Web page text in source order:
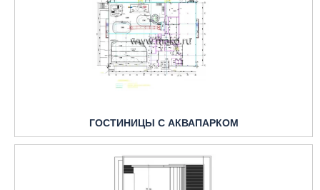
ГОСТИНИЦЫ С АКВАПАРКОМ